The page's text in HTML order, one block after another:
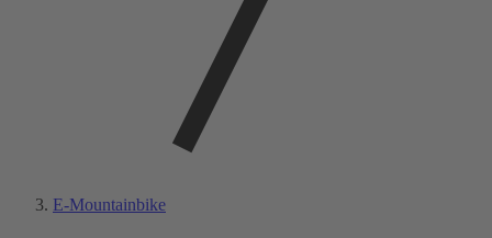
E-Mountainbike